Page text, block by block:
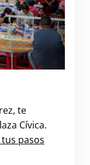
te
Cívica.
pasos